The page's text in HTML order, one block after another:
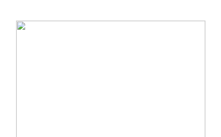
詳細情報